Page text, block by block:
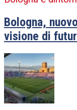
Bologna,
visione di